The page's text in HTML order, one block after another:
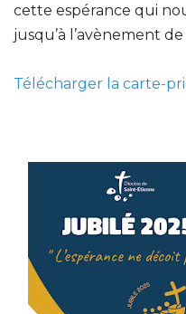
cette espérance qui
jusqu’à l’avènement
Télécharger la carte-